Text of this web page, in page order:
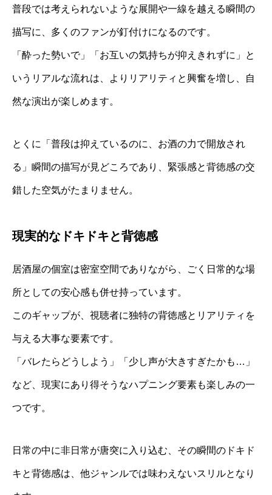
普段では考えられないような展開や一線を越える瞬間の
描写に、多くのファンが釘付けになるのです。
「酔った勢いで」「お互いの気持ちが抑えきれずに」と
いうリアルな流れは、よりリアリティと興奮を増し、自
然な演出が楽しめます。
とくに「普段は抑えているのに、お酒の力で開放され
る」瞬間の描写が見どころであり、緊張感と背徳感の交
錯した空気がたまりません。
現実的なドキドキと背徳感
居酒屋の個室は密室空間でありながら、ごく日常的な場
所としての安心感も併せ持っています。
このギャップが、視聴者に独特の背徳感とリアリティを
与える大事な要素です。
「バレたらどうしよう」「少し声が大きすぎたかも…」
など、現実にあり得そうなハプニング要素も楽しみの一
つです。
日常の中に非日常が唐突に入り込む、その瞬間のドキド
キと背徳感は、他ジャンルでは味わえないスリルとなり